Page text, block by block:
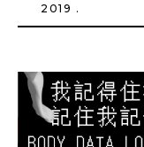
2019 .